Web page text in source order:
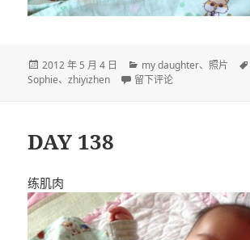
发
布
2012 年 5 月 4 日
分
类
my daughter、 照片
Sophie、zhiyizhen 于DAY 141
留下评论
DAY 138
练肌肉